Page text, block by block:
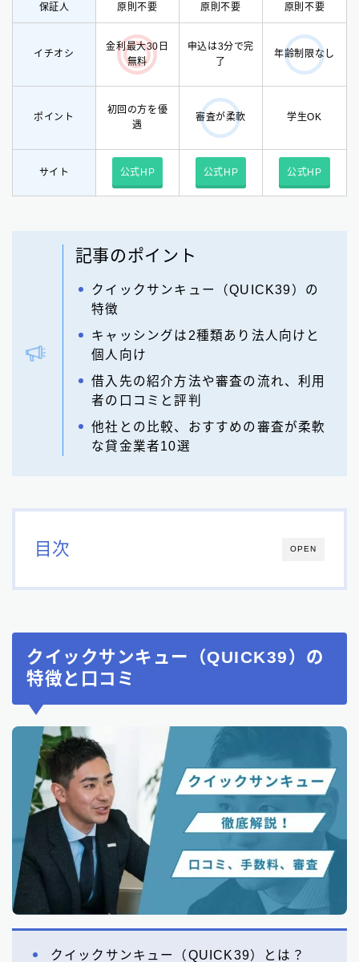
保証人 原則不要 原則不要 原則不要
イチオシ
金利最大30日
無料
申込は3分で完
了
年齢制限なし
ポイント
初回の方を優
遇
審査が柔軟 学生OK
サイト 公式HP 公式HP 公式HP
記事のポイント
クイックサンキュー（QUICK39）の
特徴
キャッシングは2種類あり法人向けと
個人向け
借入先の紹介方法や審査の流れ、利用
者の口コミと評判
他社との比較、おすすめの審査が柔軟
な貸金業者10選
OPEN
目次
クイックサンキュー（QUICK39）の
特徴と口コミ
クイックサンキュー（QUICK39）とは？